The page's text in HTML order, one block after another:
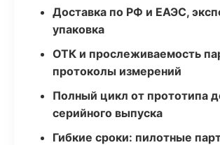
Доставка по РФ и ЕАЭС,
упаковка
ОТК и прослеживаемость
протоколы измерений
Полный цикл от прототипа
серийного выпуска
Гибкие сроки: пилотные